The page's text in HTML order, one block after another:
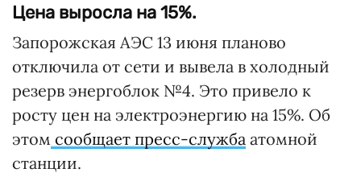
Цена выросла на 15%.
Запорожская АЭС 13 июня планово
отключила от сети и вывела в холодный
резерв энергоблок №4. Это привело к
росту цен на электроэнергию на 15%. Об
этом сообщает пресс-служба атомной
станции.